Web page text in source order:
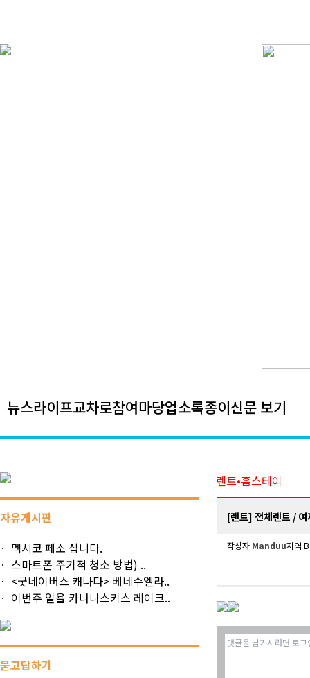
뉴스라이프교차로참여마당업소록종이신문 보기
자유게시판
멕시코 페소 삽니다.
스마트폰 주기적 청소 방법) ..
<굿네이버스 캐나다> 베네수엘라..
이번주 일욜 카나나스키스 레이크..
묻고답하기
렌트•홈스테이
[렌트] 전체렌트 /
작성자 Manduu지역